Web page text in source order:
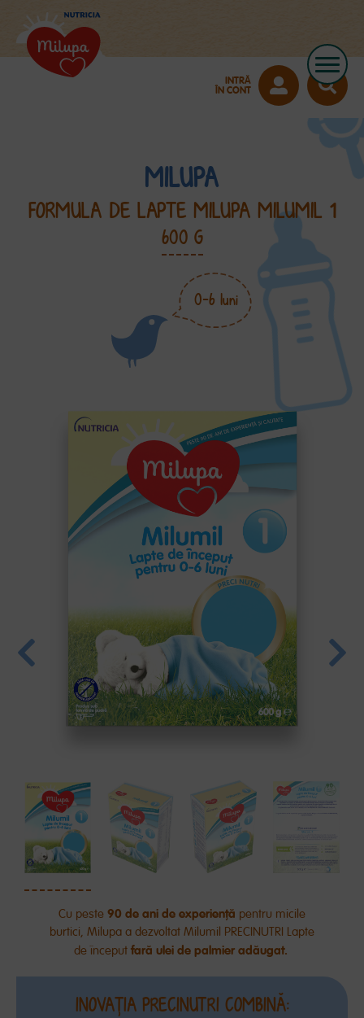
INTRĂ
ÎN CONT
MILUPA
FORMULA DE LAPTE MILUPA MILUMIL 1
600 G
0-6 luni
Cu peste 90 de ani de experiență pentru micile
burtici, Milupa a dezvoltat Milumil PRECINUTRI Lapte
de început fară ulei de palmier adăugat.
INOVAŢIA PRECINUTRI COMBINĂ: